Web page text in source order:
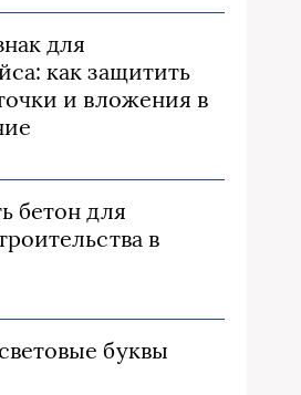
для
как защитить
и вложения в
бетон для
в
буквы